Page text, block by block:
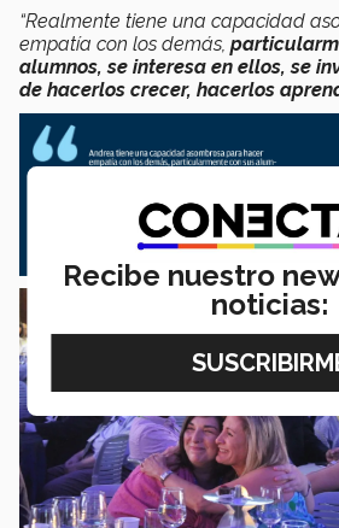
“Realmente tiene una capacidad
empatía con los demás,
alumnos, se interesa en ellos, se
de hacerlos crecer, hacerlos
Recibe nuestro
noticias: